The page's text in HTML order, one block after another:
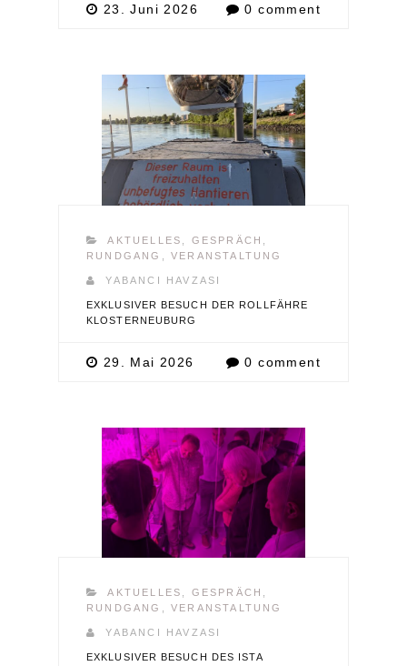
23. Juni 2026 0 comment
AKTUELLES GESPRÄCH
RUNDGANG
,VERANSTALTUNG
YABANCI HAVZASI
EXKLUSIVER BESUCH DER ROLLFÄHRE
KLOSTERNEUBURG
29. Mai 2026 0 comment
AKTUELLES , GESPRÄCH ,
RUNDGANG ,VERANSTALTUNG
YABANCI HAVZASI
EXKLUSIVER BESUCH DES ISTA